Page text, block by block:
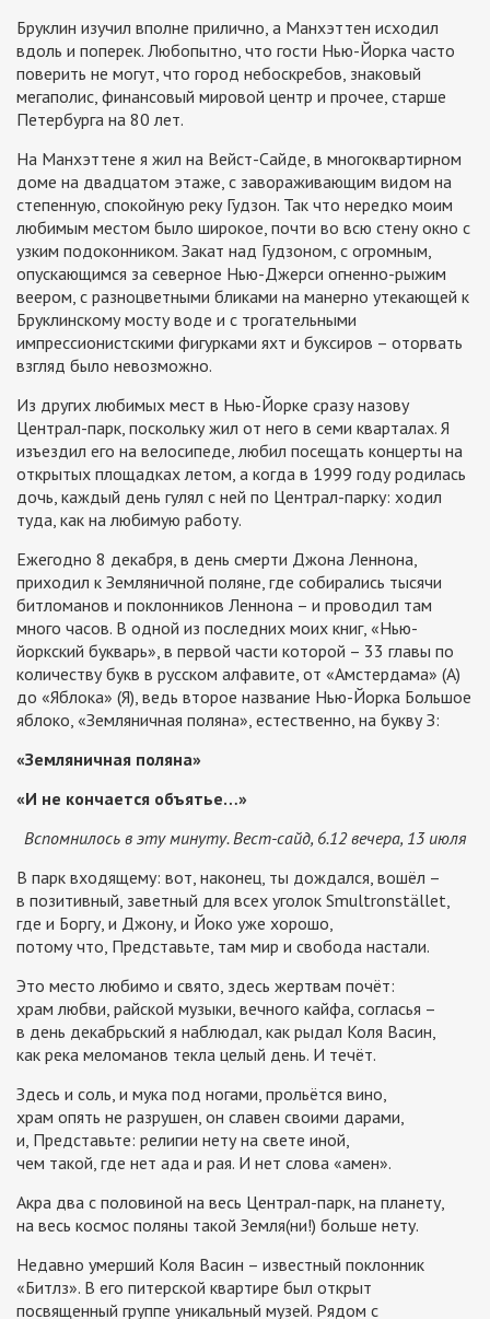
Бруклин изучил вполне прилично, а Манхэттен исходил
вдоль и поперек. Любопытно, что гости Нью-Йорка часто
поверить не могут, что город небоскребов, знаковый
мегаполис, финансовый мировой центр и прочее, старше
Петербурга на 80 лет.
На Манхэттене я жил на Вейст-Сайде, в многоквартирном
доме на двадцатом этаже, с завораживающим видом на
степенную, спокойную реку Гудзон. Так что нередко моим
любимым местом было широкое, почти во всю стену окно с
узким подоконником. Закат над Гудзоном, с огромным,
опускающимся за северное Нью-Джерси огненно-рыжим
веером, с разноцветными бликами на манерно утекающей к
Бруклинскому мосту воде и с трогательными
импрессионистскими фигурками яхт и буксиров – оторвать
взгляд было невозможно.
Из других любимых мест в Нью-Йорке сразу назову
Централ-парк, поскольку жил от него в семи кварталах. Я
изъездил его на велосипеде, любил посещать концерты на
открытых площадках летом, а когда в 1999 году родилась
дочь, каждый день гулял с ней по Централ-парку: ходил
туда, как на любимую работу.
Ежегодно 8 декабря, в день смерти Джона Леннона,
приходил к Земляничной поляне, где собирались тысячи
битломанов и поклонников Леннона – и проводил там
много часов. В одной из последних моих книг, «Нью-
йоркский букварь», в первой части которой – 33 главы по
количеству букв в русском алфавите, от «Амстердама» (А)
до «Яблока» (Я), ведь второе название Нью-Йорка Большое
яблоко, «Земляничная поляна», естественно, на букву З:
«Земляничная поляна»
«И не кончается объятье…»
Вспомнилось в эту минуту. Вест-сайд, 6.12 вечера, 13 июля
В парк входящему: вот, наконец, ты дождался, вошёл –
в позитивный, заветный для всех уголок Smultronstället,
где и Боргу, и Джону, и Йоко уже хорошо,
потому что, Представьте, там мир и свобода настали.
Это место любимо и свято, здесь жертвам почёт:
храм любви, райской музыки, вечного кайфа, согласья –
в день декабрьский я наблюдал, как рыдал Коля Васин,
как река меломанов текла целый день. И течёт.
Здесь и соль, и мука под ногами, прольётся вино,
храм опять не разрушен, он славен своими дарами,
и, Представьте: религии нету на свете иной,
чем такой, где нет ада и рая. И нет слова «амен».
Акра два с половиной на весь Централ-парк, на планету,
на весь космос поляны такой Земля(ни!) больше нету.
Недавно умерший Коля Васин – известный поклонник
«Битлз». В его питерской квартире был открыт
посвященный группе уникальный музей. Рядом с